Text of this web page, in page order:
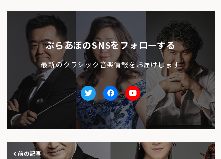
ぶらあぼのSNSをフォローする
最新のクラシック音楽情報をお届けします
TwitterfacebookYoutube
前の記事